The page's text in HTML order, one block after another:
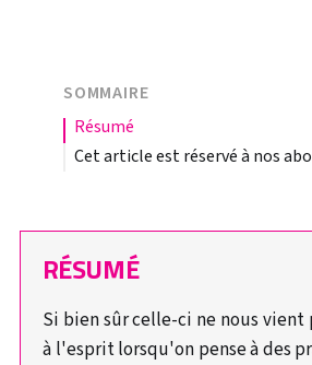
SOMMAIRE
résumé
Cet article est réservé à nos
RÉSUMÉ
Si bien sûr celle-ci ne nous
à l'esprit lorsqu'on pense à des